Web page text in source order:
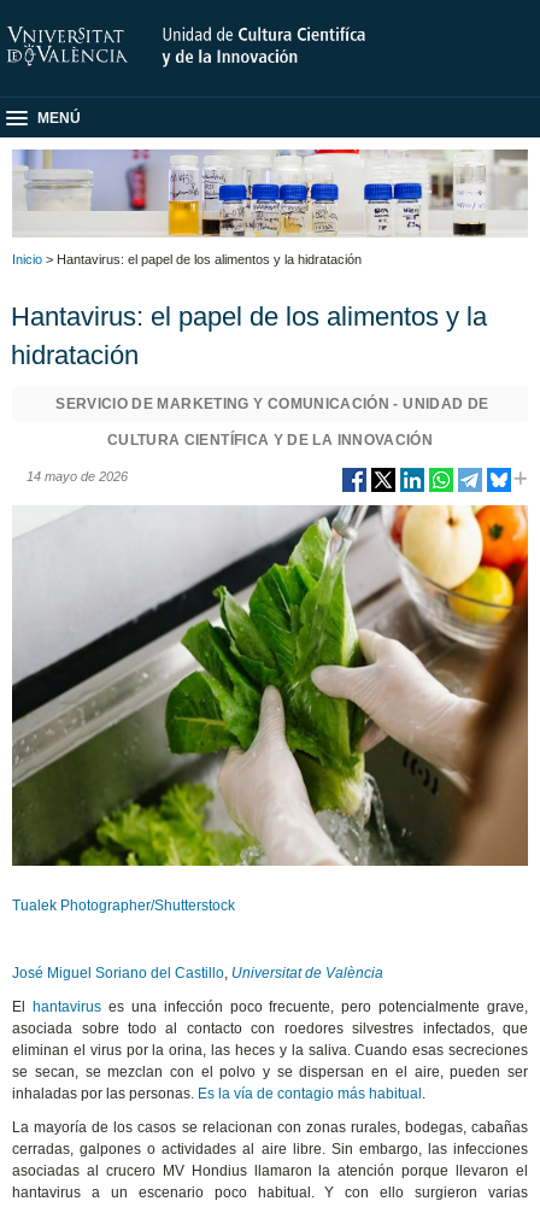
MENÚ
Inicio > Hantavirus: el papel de los alimentos y la hidratación
Hantavirus: el papel de los alimentos y la
hidratación
SERVICIO DE MARKETING Y COMUNICACIÓN - UNIDAD DE
CULTURA CIENTÍFICA Y DE LA INNOVACIÓN
14 mayo de 2026
Tualek Photographer/Shutterstock
José Miguel Soriano del Castillo, Universitat de València
El hantaviruses una infección poco frecuente, pero potencialmente grave,
asociada sobre todo al contacto con roedores silvestres infectados, que
eliminan el virus por la orina, las heces y la saliva. Cuando esas secreciones
se secan, se mezclan con el polvo y se dispersan en el aire, pueden ser
inhaladas por las personas. Es la vía de contagio más habitual .
La mayoría de los casos se relacionan con zonas rurales, bodegas, cabañas
cerradas, galpones o actividades al aire libre. Sin embargo, las infecciones
asociadas al crucero MV Hondius llamaron la atención porque llevaron el
hantavirus a un escenario poco habitual. Y con ello surgieron varias